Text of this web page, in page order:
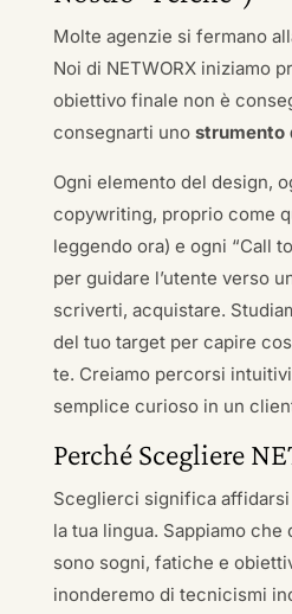
Molte agenzie si fermano
Noi di NETWORX iniziamo
obiettivo finale non è
consegnarti uno strumento
Ogni elemento del design,
copywriting, proprio come
leggendo ora) e ogni “Call
per guidare l’utente verso
scriverti, acquistare.
del tuo target per capire
te. Creiamo percorsi
semplice curioso in un
Perché Scegliere
Sceglierci significa affidarsi
la tua lingua. Sappiamo
sono sogni, fatiche e
inonderemo di tecnicismi